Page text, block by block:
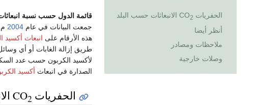
الحفريات CO 2
الانبعاثات حسب البلد
أنظر أيضا
ملاحظات ومصادر
وصلات خارجية
قائمة الدول حسب نسبة
جمعت البيانات في عام 2004 م
هذه الأرقام على انبعاث أكسيد
طريق إزالة الغابات أو أي
لأكسيد الكربون حسب عدد
الصدارة في انبعاث أكسيد
الحفريات CO 2